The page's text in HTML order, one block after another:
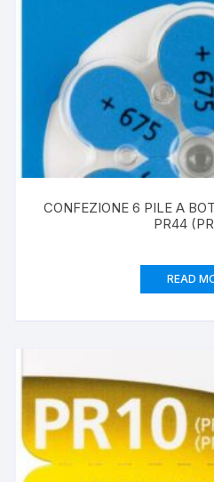
CONFEZIONE 6 PILE A
PR44
READ